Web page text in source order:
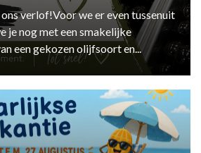
verlof!Voor we er even tussenuit
je nog met een smakelijke
een gekozen olijfsoort en...